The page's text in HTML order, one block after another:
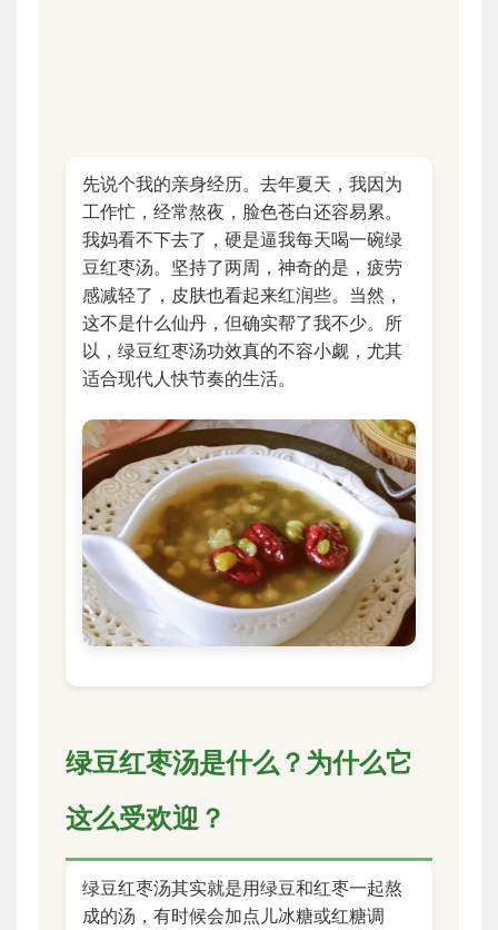
先说个我的亲身经历。去年夏天，我因为
工作忙，经常熬夜，脸色苍白还容易累。
我妈看不下去了，硬是逼我每天喝一碗绿
豆红枣汤。坚持了两周，神奇的是，疲劳
感减轻了，皮肤也看起来红润些。当然，
这不是什么仙丹，但确实帮了我不少。所
以，绿豆红枣汤功效真的不容小觑，尤其
适合现代人快节奏的生活。
绿豆红枣汤是什么？为什么它
这么受欢迎？
绿豆红枣汤其实就是用绿豆和红枣一起熬
成的汤，有时候会加点儿冰糖或红糖调